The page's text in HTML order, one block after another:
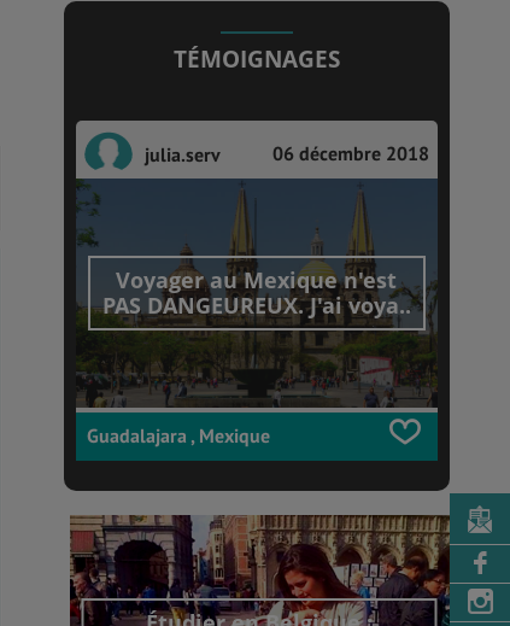
TÉMOIGNAGES
julia.serv 06 décembre 2018
Voyager au Mexique n'est
PAS DANGEUREUX. J'ai voya..
Guadalajara , Mexique